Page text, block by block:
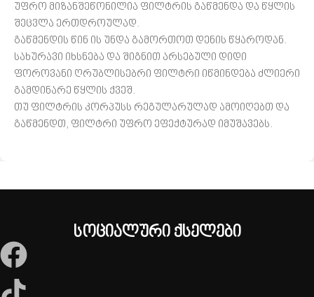
უფრო მიზანშეწონილია ფილტრის გაწმენდა და წყლის
შეცვლა ერთდროულად.
გაწმენდის წინ ის უნდა გამორთოთ დენის წყაროდან.
სახურავი იხსნება და შიგნით არსებული დიდი
ფოროვანი ღრუბლისებრი ფილტრი იწმინდება ძლიერი
გამდინარე წყლის ქვეშ.
თუ ფილტრის კორპუსს რეგულარულად ამოიღებთ და
გაწმენდთ, ფილტრი უფრო ეფექტურად იმუშავებს.
სოციალური ქსელები